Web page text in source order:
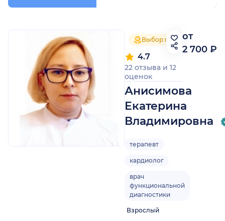
Выбор пациентов 2025
Анисимова
Екатерина
Владимировна
4.7
22 отзыва и 12
оценок
терапевт
кардиолог
врач
функциональной
диагностики
Взрослый
от
2 700 ₽